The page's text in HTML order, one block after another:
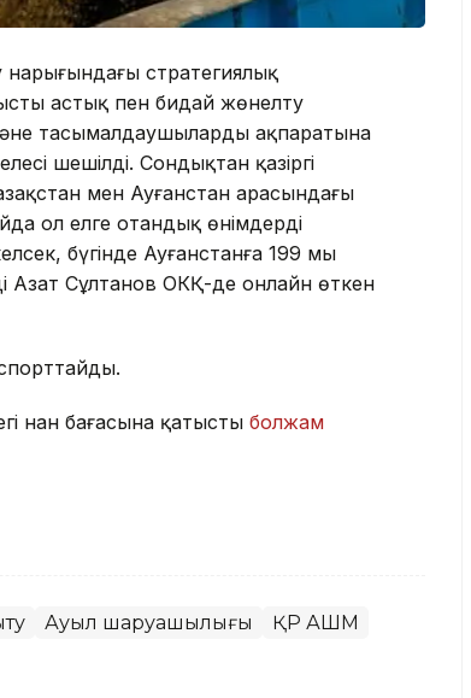
нарығындағы стратегиялық
астық пен бидай жөнелту
тасымалдаушылардың ақпаратына
шешілді. Сондықтан қазіргі
мен Ауғанстан арасындағы
ол елге отандық өнімдерді
бүгінде Ауғанстанға 199 мың
Азат Сұлтанов ОКҚ-де онлайн өткен
нан бағасына қатысты болжам
Ауыл шаруашылығы ҚР АШМ